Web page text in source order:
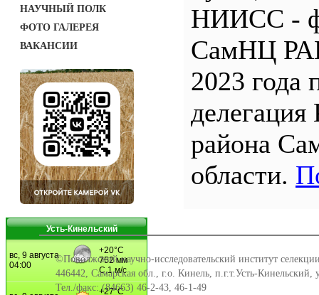
НАУЧНЫЙ ПОЛК
ФОТО ГАЛЕРЕЯ
ВАКАНСИИ
Усть-Кинельский
НИИСС -
СамНЦ
2023 года
делегация
района
области.
©Поволжский научно-исследовательский институт
446442, Самарская обл., г.о. Кинель, п.г.т.Усть-Кинельский,
Тел./факс: (84663) 46-2-43, 46-1-49